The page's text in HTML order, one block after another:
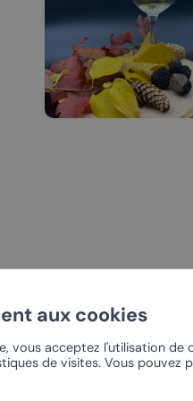
aux cookies
vous acceptez l'utilisation de
de visites. Vous pouvez